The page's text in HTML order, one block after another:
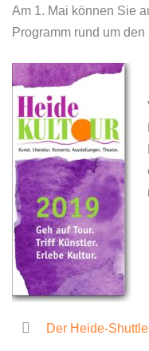
Am 1. Mai können Sie
Programm rund um
Der Heide-